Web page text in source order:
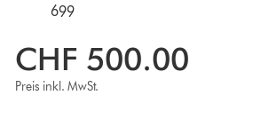
699
CHF 500.00
Preis inkl. MwSt.